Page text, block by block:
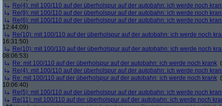
Re(4): mit 100/110 auf der überholspur auf der autobahn: ich werde noch
Re(9): mit 100/110 auf der überholspur auf der autobahn: ich werde noch
Re(6): mit 100/110 auf der überholspur auf der autobahn: ich werde noch
12:44:09)
Re(10): mit 100/110 auf der überholspur auf der autobahn: ich werde noch
16:31:50)
Re(10): mit 100/110 auf der überholspur auf der autobahn: ich werde noch
08:06:53)
Re: mit 100/110 auf der überholspur auf der autobahn: ich werde noch krank (
Re(4): mit 100/110 auf der überholspur auf der autobahn: ich werde noch
Re: mit 100/110 auf der überholspur auf der autobahn: ich werde noch krank (
10:06:40)
Re(5): mit 100/110 auf der überholspur auf der autobahn: ich werde noch
Re(11): mit 100/110 auf der überholspur auf der autobahn: ich werde noch